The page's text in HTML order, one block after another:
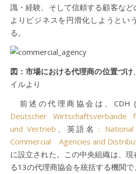
識・経験、そして信頼する顧客な
よりビジネスを円滑化しようとい
る。
図：市場における代理商の位置づけ
イルより
前述の代理商協会は、CDH (
Deutscher Wirtschaftsverbände
und Vertrieb 、英語名 ：
Commercial Agencies and
に設立された。この中央組織は、
る13の代理商協会を統括する機関